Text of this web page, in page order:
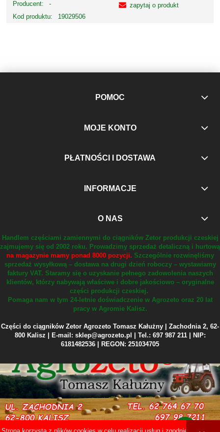
Producent:
-
Kod produktu:
19029506
zapytaj o produkt
POMOC
MOJE KONTO
PŁATNOŚCI I DOSTAWA
INFORMACJE
O NAS
Handlem częściami zamiennymi do ciągników Zetor produkcji czeskiej
zajmujemy się od 2002 roku. Prowadzimy sprzedaż detaliczną i hurtową
na magazynie mamy ponad 8000 pozycji. Szczególnie rozwinęliśmy
sprzedaż wysyłkową – dostawa na drugi dzień roboczy – wystawiamy
faktury VAT. Staramy się o uzyskanie pełnego zadowolenia naszych
klientów, którzy nabywają właściwe i dobre jakościowo – oryginalne
części produkcji czeskiej.
Pomaga nam w tym 24-letnie doświadczenie w Agrozeto oraz 20 lat
pracy w Agromie Kalisz.
Części do ciągników Zetor Agrozeto Tomasz Kałużny | Zachodnia 2, 62-
800 Kalisz | E-mail: sklep@agrozeto.pl | Tel.: 697 987 211 | NIP:
6181482536 | REGON: 251034705